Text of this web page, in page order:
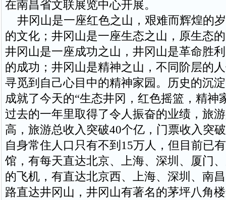
在南昌省文联展览中心开展。
井冈山是一座红色之山，艰难而辉煌的
的文化；井冈山是一座生态之山，原生态
井冈山是一座成功之山，井冈山是革命胜
的成功；井冈山是精神之山，不同阶层的
寻觅到自己心目中的精神家园。历史的沉
成就了今天的“生态井冈，红色摇篮，精神
过去的一年里取得了令人振奋的业绩，旅
高，旅游总收入突破40个亿，门票收入突
自身常住人口只有不到15万人，但目前已
馆，有每天直达北京、上海、深圳、厦门
的飞机，有直达北京西、上海、深圳、南
路直达井冈山，井冈山有著名的茅坪八角